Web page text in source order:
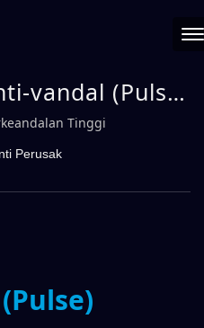
vandal (Pulse)
Tinggi
Perusak